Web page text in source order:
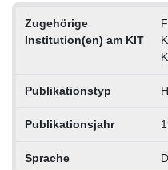
Zugehörige
Institution(en) am KIT
Publikationstyp
Publikationsjahr
Sprache